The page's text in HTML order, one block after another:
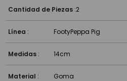
Cantidad de Piezas :2
Línea : FootyPeppa Pig
Medidas : 14cm
Material : Goma